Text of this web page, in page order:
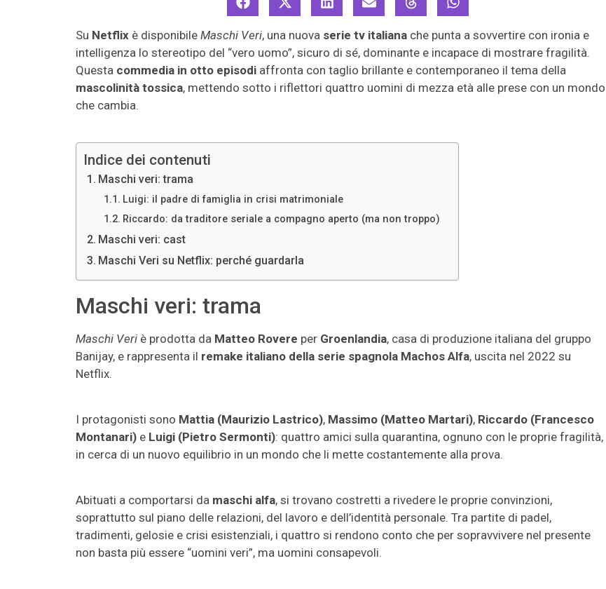
Su Netflix è disponibile Maschi Veri, una nuova serie tv italiana che punta a sovvertire con ironia e
intelligenza lo stereotipo del “vero uomo”, sicuro di sé, dominante e incapace di mostrare fragilità.
Questa commedia in otto episodi affronta con taglio brillante e contemporaneo il tema della
mascolinità tossica, mettendo sotto i riflettori quattro uomini di mezza età alle prese con un mondo
che cambia.
Indice dei contenuti
Maschi veri: trama
Luigi: il padre di famiglia in crisi matrimoniale
Riccardo: da traditore seriale a compagno aperto (ma non troppo)
Maschi veri: cast
Maschi Veri su Netflix: perché guardarla
Maschi veri: trama
Maschi Veri è prodotta da Matteo Rovere per Groenlandia, casa di produzione italiana del gruppo
Banijay, e rappresenta il remake italiano della serie spagnola Machos Alfa, uscita nel 2022 su
Netflix.
I protagonisti sono Mattia (Maurizio Lastrico), Massimo (Matteo Martari), Riccardo (Francesco
Montanari) e Luigi (Pietro Sermonti): quattro amici sulla quarantina, ognuno con le proprie fragilità,
in cerca di un nuovo equilibrio in un mondo che li mette costantemente alla prova.
Abituati a comportarsi da maschi alfa, si trovano costretti a rivedere le proprie convinzioni,
soprattutto sul piano delle relazioni, del lavoro e dell’identità personale. Tra partite di padel,
tradimenti, gelosie e crisi esistenziali, i quattro si rendono conto che per sopravvivere nel presente
non basta più essere “uomini veri”, ma uomini consapevoli.